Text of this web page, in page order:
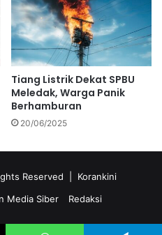
Tiang Listrik Dekat SPBU
Meledak, Warga Panik
Berhamburan
20/06/2025
Reserved | Korankini
Media Siber Redaksi